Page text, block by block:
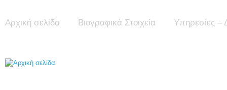
Αρχική σελίδα Βιογραφικά Στοιχεία Υπηρεσίες –